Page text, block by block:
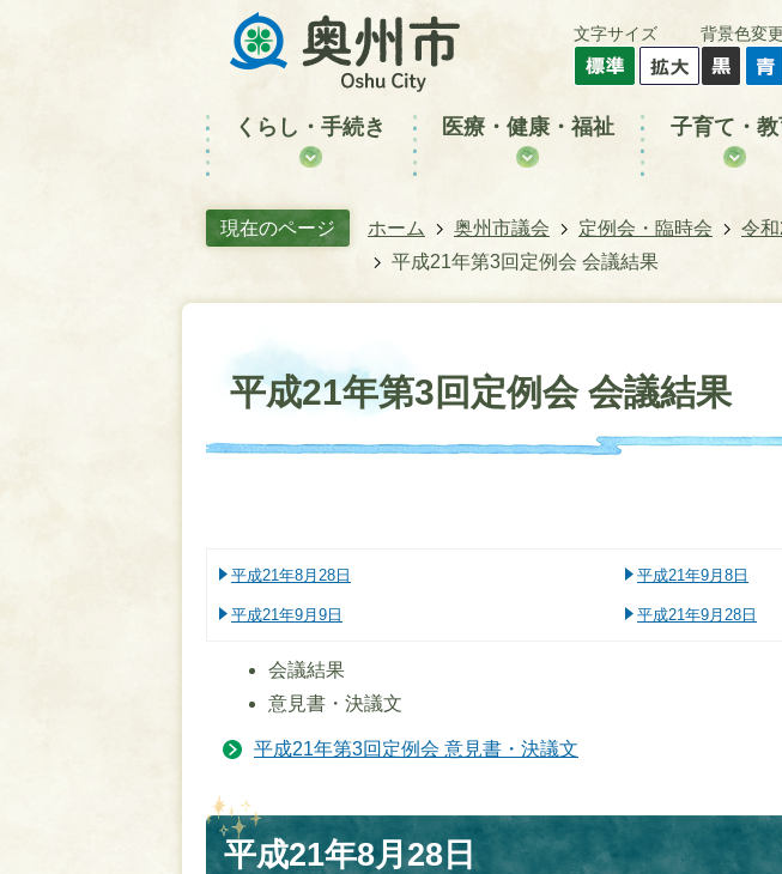
文字サイズ 背景色変更
くらし・手続き 医療・健康・福祉 子育て・
現在のページ ホーム 奥州市議会 定例会・臨時会 令
平成21年第3回定例会 会議結果
平成21年第3回定例会 会議結果
平成21年8月28日 平成21年9月8日
平成21年9月9日 平成21年9月28日
会議結果
意見書・決議文
平成21年第3回定例会 意見書・決議文
平成21年8月28日